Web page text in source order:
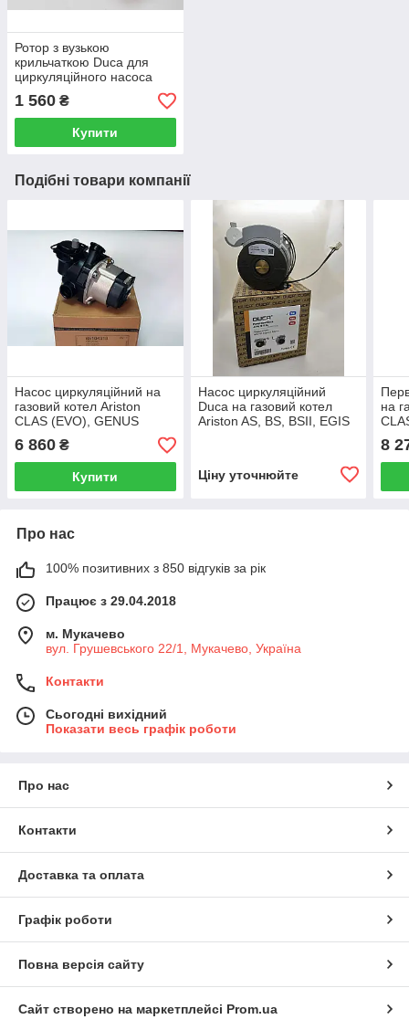
Ротор з вузькою
крильчаткою Duca для
циркуляційного насоса
Wilo
1 560 ₴
Купити
Подібні товари компанії
Насос циркуляційний на
газовий котел Ariston
CLAS (EVO), GENUS
6 860 ₴
Купити
Насос циркуляційний
Duca на газовий котел
Ariston AS, BS, BSII, EGIS
Ціну уточнюйте
на
8
Про нас
100% позитивних з 850 відгуків за рік
Працює з 29.04.2018
м. Мукачево
вул. Грушевського 22/1, Мукачево, Україна
Контакти
Сьогодні вихідний
Показати весь графік роботи
Про нас
Контакти
Доставка та оплата
Графік роботи
Повна версія сайту
Сайт створено на маркетплейсі Prom.ua